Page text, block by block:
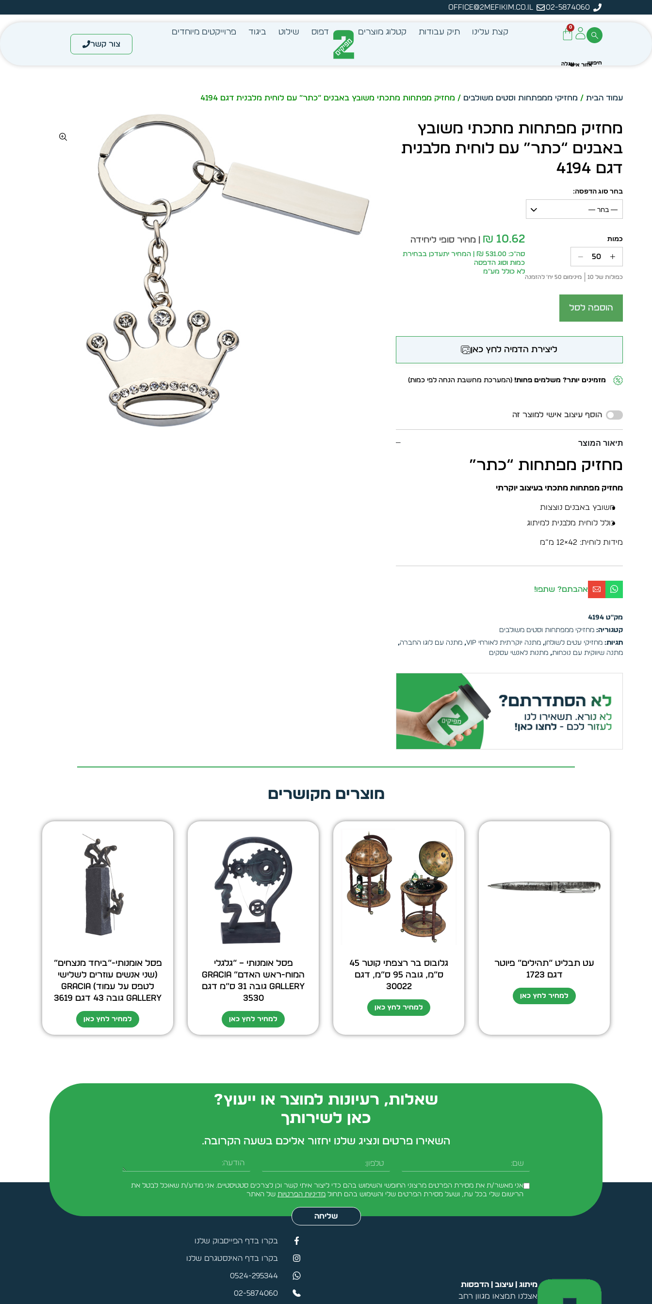
02-5874060
office@2mefikim.co.il
הזמן מיידית מתוך מלאי קיים
עצב בעצמך - הכן הדמייה לכל פריט בקלות
0
קצת עלינו תיק עבודות קטלוג מוצרים דפוס שילוט ביגוד פרוייקטים מיוחדים
צור קשר
עמוד הבית / מחזיקי ממפתחות וסטים משולבים / מחזיק מפתחות מתכתי משובץ באבנים “כתר” עם לוחית מלבנית דגם 4194
מחזיק מפתחות מתכתי משובץ
באבנים “כתר” עם לוחית מלבנית
דגם 4194
בחר סוג הדפסה:
— בחר —
כפולות של 10 מינימום 50 יח׳ להזמנה
₪ 10.62 | מחיר סופי ליחידה
סה״כ: 531.00 ₪ | המחיר יתעדכן בבחירת
כמות וסוג הדפסה
לא כולל מע״מ
הוספה לסל
ליצירת הדמיה לחץ כאן
מזמינים יותר? משלמים פחות! (המערכת מחשבת הנחה לפי כמות)
הוסף עיצוב אישי למוצר זה
תיאור המוצר
מחזיק מפתחות “כתר”
מחזיק מפתחות מתכתי בעיצוב יוקרתי
משובץ באבנים נוצצות
כולל לוחית מלבנית למיתוג
מידות לוחית: 42×12 מ”מ
אהבתם? שתפו!
מק"ט4194
קטגוריה:מחזיקי ממפתחות וסטים משולבים
תגיות: מחזיקי עטים לשולחן,מתנה יוקרתית לאורחי VIP ,מתנה עם לוגו החברה,
מתנה שיווקית עם נוכחות,מתנות לאנשי עסקים
מוצרים מקושרים
עט תבליט “תהילים” פיוטר
דגם 1723
למחיר לחץ כאן
גלובוס בר רצפתי קוטר 45
ס”מ, גובה 95 ס”מ, דגם
30022
למחיר לחץ כאן
פסל אומנותי – “גלגלי
המוח-ראש האדם” GRACIA
GALLERY גובה 31 ס”מ דגם
3530
למחיר לחץ כאן
פסל אומנותי-“ביחד מנצחים”
(שני אנשים עוזרים לשלישי
לטפס על עמוד) GRACIA
GALLERY גובה 43 דגם 3619
למחיר לחץ כאן
שאלות, רעיונות למוצר או ייעוץ?
כאן לשירותך
השאירו פרטים ונציג שלנו יחזור אליכם בשעה הקרובה.
שם טלפון הודעה
אני מאשר/ת את מסירת הפרטים מרצוני החופשי והשימוש בהם כדי ליצור איתי קשר וכן לצרכים סטטיסטיים. אני מודע/ת שאוכל לבטל את
הרישום שלי בכל עת, ושעל מסירת הפרטים שלי והשימוש בהם תחול מדיניות הפרטיות של האתר
שליחה
מיתוג | עיצוב | הדפסות
אצלנו תמצאו מגוון רחב
בקרו בדף הפייסבוק שלנו
בקרו בדף האינסטגרם שלנו
0524-295344
02-5874060